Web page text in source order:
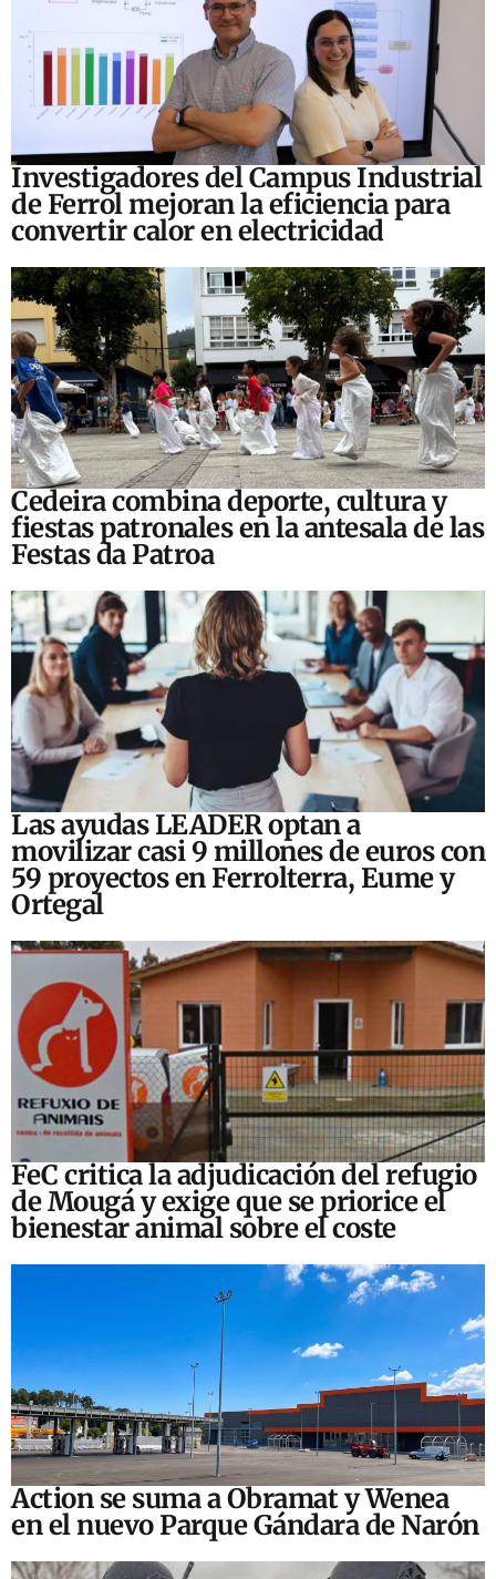
Investigadores del Campus Industrial
de Ferrol mejoran la eficiencia para
convertir calor en electricidad
Cedeira combina deporte, cultura y
fiestas patronales en la antesala de las
Festas da Patroa
Las ayudas LEADER optan a
movilizar casi 9 millones de euros con
59 proyectos en Ferrolterra, Eume y
Ortegal
FeC critica la adjudicación del refugio
de Mougá y exige que se priorice el
bienestar animal sobre el coste
Action se suma a Obramat y Wenea
en el nuevo Parque Gándara de Narón